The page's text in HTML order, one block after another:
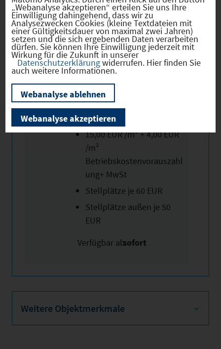
"Haar" gegeben.
Des Weiteren befindet sich
die Ostumgehung A99, die
Autobahnen A8 und A94 in
unmittelbarer Nähe.
Die monatliche Miete
beträgt:
15,00 EUR /m² + 4,00 EUR
/m²
Betriebskostenvorauszahl
ung+ MwSt
Stellplätze je 60 EUR
Stellplätze außen je 50
EUR
Verfügbar ab:sofort
Weitere Objektmerkmale
„Webanalyse akzeptieren“ erteilen Sie uns Ihre
Einwilligung dahingehend, dass wir zu
Analysezwecken Cookies (kleine Textdateien mit
einer Gültigkeitsdauer von maximal zwei Jahren)
setzen und die sich ergebenden Daten verarbeiten
dürfen. Sie können Ihre Einwilligung jederzeit mit
Wirkung für die Zukunft in unserer
Datenschutzerklärungwiderrufen. Hier finden Sie
auch weitere Informationen.
Webanalyse ablehnen
Webanalyse akzeptieren